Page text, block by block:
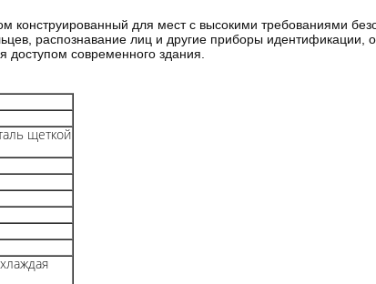
конструированный для местс высокими требованиями
распознавание лиц и другие приборы идентификации,
современного здания.
щеткой